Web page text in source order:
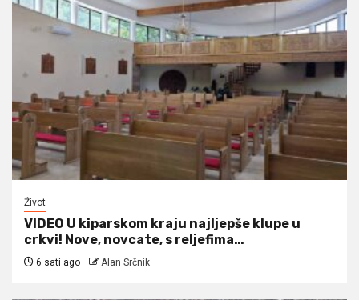
Život
VIDEO U kiparskom kraju najljepše klupe u
crkvi! Nove, novcate, s reljefima…
6 sati ago Alan Srčnik